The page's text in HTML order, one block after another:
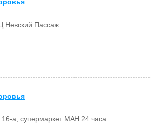
Невский Пассаж
16-а, супермаркет МАН 24 часа